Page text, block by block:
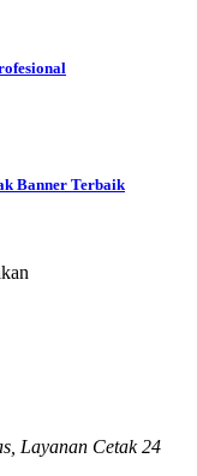
Banner Terbaik
Layanan Cetak 24